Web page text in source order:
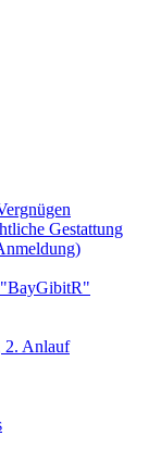
Gestattung
"BayGibitR"
2. Anlauf